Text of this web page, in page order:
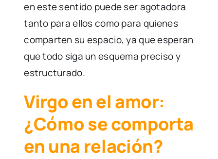
en este sentido puede ser agotadora
tanto para ellos como para quienes
comparten su espacio, ya que esperan
que todo siga un esquema preciso y
estructurado.
Virgo en el amor:
¿Cómo se comporta
en una relación?